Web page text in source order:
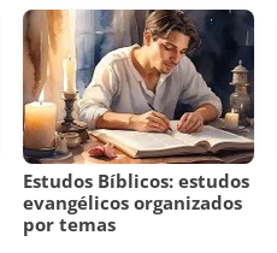
Estudos Bíblicos: estudos
evangélicos organizados
por temas